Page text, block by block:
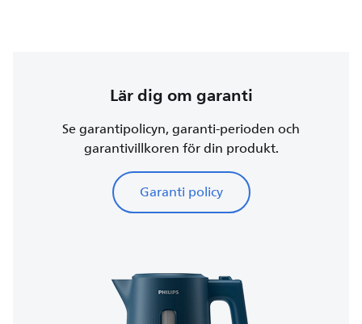
Lär dig om garanti
Se garantipolicyn, garanti-perioden och
garantivillkoren för din produkt.
Garanti policy